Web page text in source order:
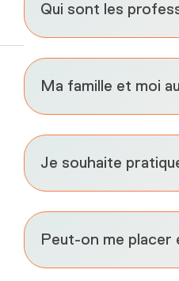
Qui sont les
Ma famille et moi
Je souhaite
Peut-on me placer